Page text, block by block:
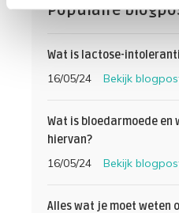
Populaire
Wat is lactose-
16/05/24 Bekijk
Wat is bloedarmoede en
hiervan?
16/05/24 Bekijk
Alles wat je moet weten